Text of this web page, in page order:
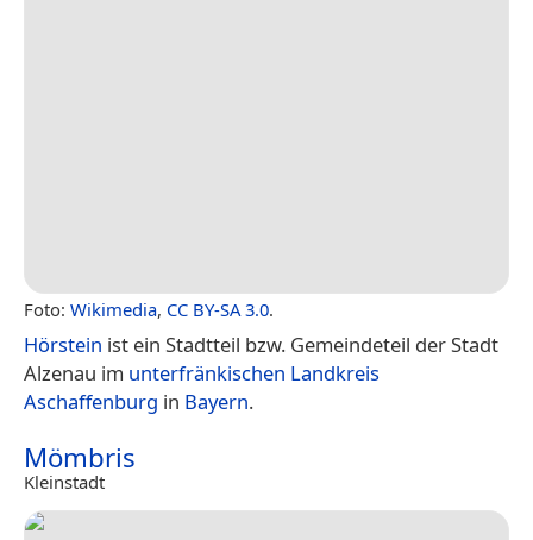
Foto: Wikimedia, CC BY-SA 3.0.
Hörstein ist ein Stadtteil bzw. Gemeindeteil der Stadt
Alzenau im unterfränkischen Landkreis
Aschaffenburg in Bayern.
Mömbris
Kleinstadt